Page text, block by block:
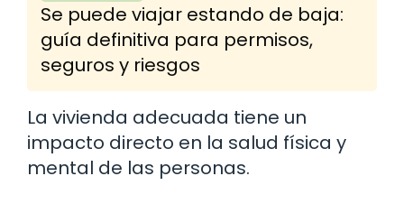
Se puede viajar estando de baja:
guía definitiva para permisos,
seguros y riesgos
La vivienda adecuada tiene un
impacto directo en la salud física y
mental de las personas.